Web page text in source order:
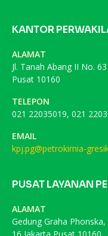
KANTOR
ALAMAT
Jl. Tanah Abang II No.
Pusat 10160
TELEPON
021 22035019, 021
EMAIL
kpj.pg@petrokimia-
PUSAT LAYANAN
ALAMAT
Gedung Graha